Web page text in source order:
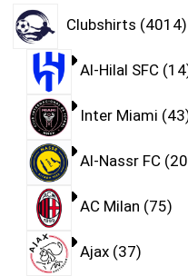
Clubshirts 4014
Al-Hilal SFC 14
Inter Miami 43
Al-Nassr FC 20
AC Milan 75
Ajax 37